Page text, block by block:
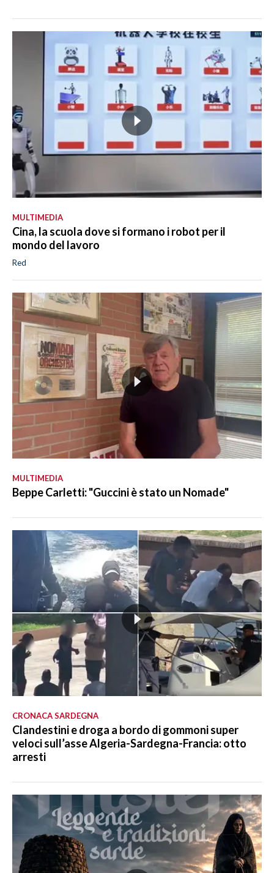
MULTIMEDIA
Cina, la scuola dove si formano i robot per il
mondo del lavoro
Red
MULTIMEDIA
Beppe Carletti: "Guccini è stato un Nomade"
CRONACA SARDEGNA
Clandestini e droga a bordo di gommoni super
veloci sull’asse Algeria-Sardegna-Francia: otto
arresti